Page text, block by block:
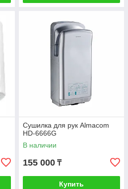
Сушилка для рук Almacom
HD-6666G
В наличии
155 000 ₸
Купить